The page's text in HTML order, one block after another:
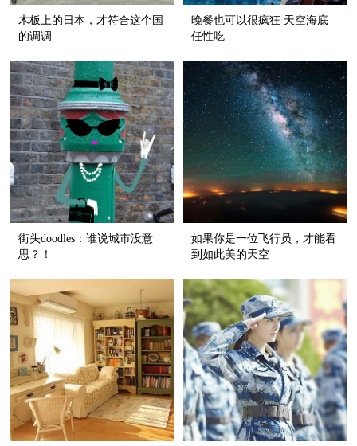
木板上的日本，才符合这个国
的调调
晚餐也可以很疯狂 天空海底
任性吃
街头doodles：谁说城市没意
思？！
如果你是一位飞行员，才能看
到如此美的天空